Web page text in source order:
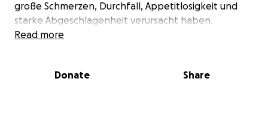
große Schmerzen, Durchfall, Appetitlosigkeit und
starke Abgeschlagenheit verursacht haben.
Zunächst wurde sie mit Medikamenten und
Ein OP-Termin wurde schnell angesetzt – doch der
Read more
Donate Share